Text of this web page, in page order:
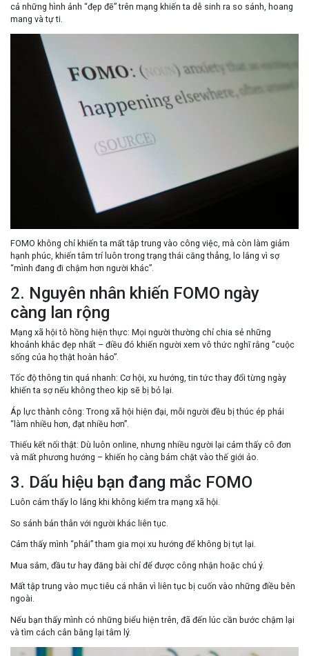
cả những hình ảnh “đẹp đẽ” trên mạng khiến ta dễ sinh ra so sánh, hoang
mang và tự ti
FOMO không chỉ khiến ta mất tập trung vào công việc, mà còn làm giảm
hạnh phúc, khiến tâm trí luôn trong trạng thái căng thẳng, lo lắng vì sợ
“mình đang đi chậm hơn người khác”.
2. Nguyên nhân khiến FOMO ngày
càng lan rộng
Mạng xã hội tô hồng hiện thực: Mọi người thường chỉ chia sẻ những
khoảnh khắc đẹp nhất – điều đó khiến người xem vô thức nghĩ rằng “cuộc
sống của họ thật hoàn hảo”.
Tốc độ thông tin quá nhanh: Cơ hội, xu hướng, tin tức thay đổi từng ngày
khiến ta sợ nếu không theo kịp sẽ bị bỏ lại.
Áp lực thành công: Trong xã hội hiện đại, mỗi người đều bị thúc ép phải
“làm nhiều hơn, đạt nhiều hơn”.
Thiếu kết nối thật: Dù luôn online, nhưng nhiều người lại cảm thấy cô đơn
và mất phương hướng – khiến họ càng bám chặt vào thế giới ảo.
3. Dấu hiệu bạn đang mắc FOMO
Luôn cảm thấy lo lắng khi không kiểm tra mạng xã hội.
So sánh bản thân với người khác liên tục.
Cảm thấy mình “phải” tham gia mọi xu hướng để không bị tụt lại.
Mua sắm, đầu tư hay đăng bài chỉ để được công nhận hoặc chú ý.
Mất tập trung vào mục tiêu cá nhân vì liên tục bị cuốn vào những điều bên
ngoài.
Nếu bạn thấy mình có những biểu hiện trên, đã đến lúc cần bước chậm lại
và tìm cách cân bằng lại tâm lý.